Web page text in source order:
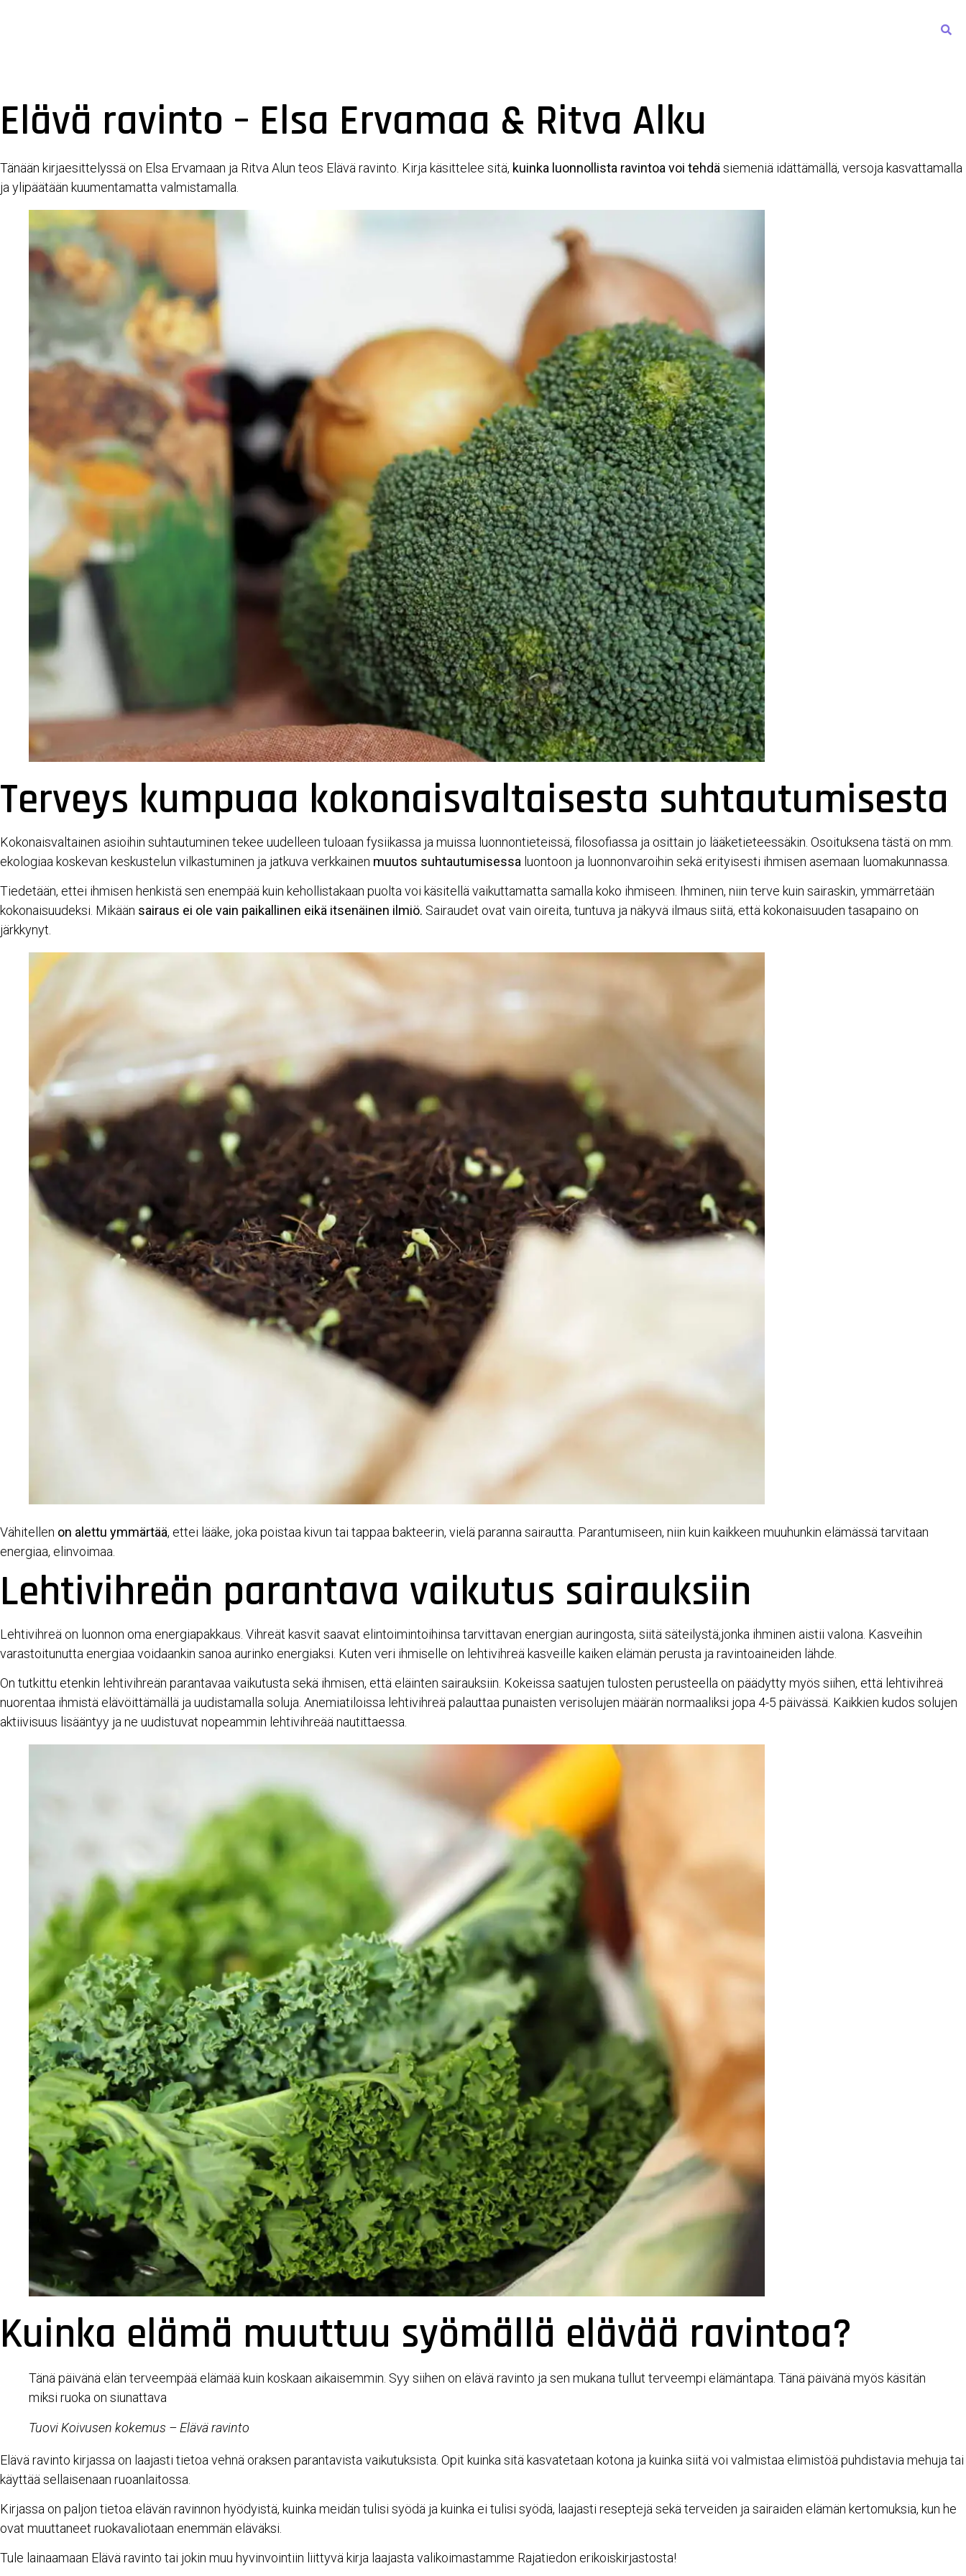
Elävä ravinto – Elsa Ervamaa & Ritva Alku
Tänään kirjaesittelyssä on Elsa Ervamaan ja Ritva Alun teos Elävä ravinto. Kirja käsittelee sitä, kuinka luonnollista ravintoa voi tehdä siemeniä idättämällä, versoja kasvattamalla
ja ylipäätään kuumentamatta valmistamalla.
Terveys kumpuaa kokonaisvaltaisesta suhtautumisesta
Kokonaisvaltainen asioihin suhtautuminen tekee uudelleen tuloaan fysiikassa ja muissa luonnontieteissä, filosofiassa ja osittain jo lääketieteessäkin. Osoituksena tästä on mm.
ekologiaa koskevan keskustelun vilkastuminen ja jatkuva verkkainen muutos suhtautumisessa luontoon ja luonnonvaroihin sekä erityisesti ihmisen asemaan luomakunnassa.
Tiedetään, ettei ihmisen henkistä sen enempää kuin kehollistakaan puolta voi käsitellä vaikuttamatta samalla koko ihmiseen. Ihminen, niin terve kuin sairaskin, ymmärretään
kokonaisuudeksi. Mikään sairaus ei ole vain paikallinen eikä itsenäinen ilmiö. Sairaudet ovat vain oireita, tuntuva ja näkyvä ilmaus siitä, että kokonaisuuden tasapaino on
järkkynyt.
Vähitellen on alettu ymmärtää, ettei lääke, joka poistaa kivun tai tappaa bakteerin, vielä paranna sairautta. Parantumiseen, niin kuin kaikkeen muuhunkin elämässä tarvitaan
energiaa, elinvoimaa.
Lehtivihreän parantava vaikutus sairauksiin
Lehtivihreä on luonnon oma energiapakkaus. Vihreät kasvit saavat elintoimintoihinsa tarvittavan energian auringosta, siitä säteilystä,jonka ihminen aistii valona. Kasveihin
varastoitunutta energiaa voidaankin sanoa aurinko energiaksi. Kuten veri ihmiselle on lehtivihreä kasveille kaiken elämän perusta ja ravintoaineiden lähde.
On tutkittu etenkin lehtivihreän parantavaa vaikutusta sekä ihmisen, että eläinten sairauksiin. Kokeissa saatujen tulosten perusteella on päädytty myös siihen, että lehtivihreä
nuorentaa ihmistä elävöittämällä ja uudistamalla soluja. Anemiatiloissa lehtivihreä palauttaa punaisten verisolujen määrän normaaliksi jopa 4-5 päivässä. Kaikkien kudos solujen
aktiivisuus lisääntyy ja ne uudistuvat nopeammin lehtivihreää nautittaessa.
Kuinka elämä muuttuu syömällä elävää ravintoa?
Tänä päivänä elän terveempää elämää kuin koskaan aikaisemmin. Syy siihen on elävä ravinto ja sen mukana tullut terveempi elämäntapa. Tänä päivänä myös käsitän
miksi ruoka on siunattava
Tuovi Koivusen kokemus – Elävä ravinto
Elävä ravinto kirjassa on laajasti tietoa vehnä oraksen parantavista vaikutuksista. Opit kuinka sitä kasvatetaan kotona ja kuinka siitä voi valmistaa elimistöä puhdistavia mehuja tai
käyttää sellaisenaan ruoanlaitossa.
Kirjassa on paljon tietoa elävän ravinnon hyödyistä, kuinka meidän tulisi syödä ja kuinka ei tulisi syödä, laajasti reseptejä sekä terveiden ja sairaiden elämän kertomuksia, kun he
ovat muuttaneet ruokavaliotaan enemmän eläväksi.
Tule lainaamaan Elävä ravinto tai jokin muu hyvinvointiin liittyvä kirja laajasta valikoimastamme Rajatiedon erikoiskirjastosta!